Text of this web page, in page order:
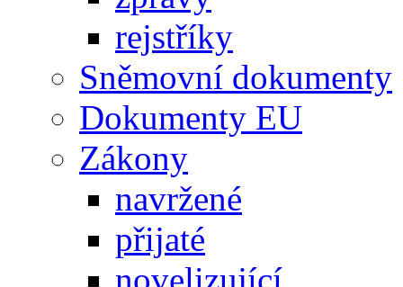
rejstříky
Sněmovní dokumenty
Dokumenty EU
Zákony
navržené
přijaté
novelizující